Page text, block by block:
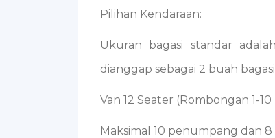
Pilihan Kendaraan:
Ukuran bagasi standar
dianggap sebagai 2 buah bagasi
Van 12 Seater (Rombongan 1-
Maksimal 10 penumpang dan